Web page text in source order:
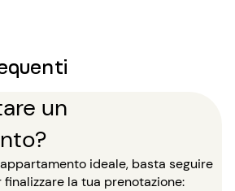
un
ideale, basta seguire
la tua prenotazione: